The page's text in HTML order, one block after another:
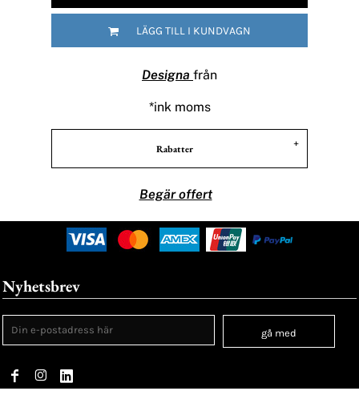
LÄGG TILL I KUNDVAGN
Designa från
*ink moms
Rabatter
Begär offert
Nyhetsbrev
gå med